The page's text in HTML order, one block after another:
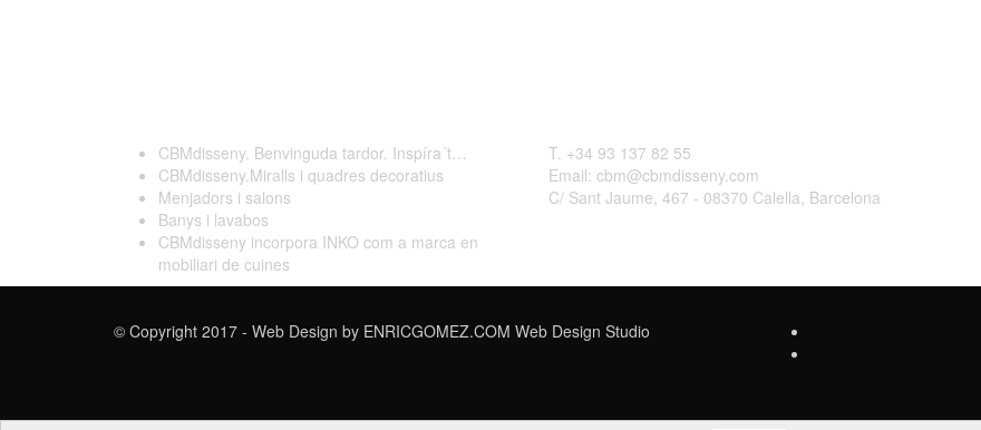
CBMdisseny. Benvinguda tardor. Inspíra´t…
CBMdisseny.Miralls i quadres decoratius
Menjadors i salons
Banys i lavabos
CBMdisseny incorpora INKO com a marca en
mobiliari de cuines
T. +34 93 137 82 55
Email: cbm@cbmdisseny.com
C/ Sant Jaume, 467 - 08370 Calella, Barcelona
© Copyright 2017 - Web Design by ENRICGOMEZ.COM Web Design Studio